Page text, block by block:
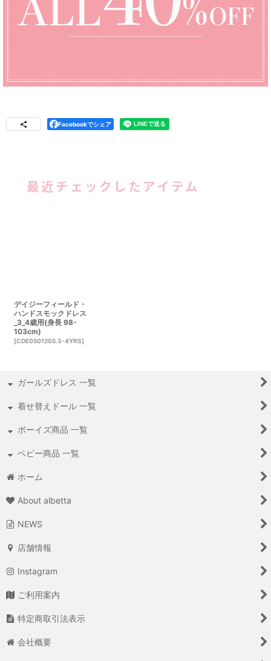
Facebookでシェア
最近チェックしたアイテム
デイジーフィールド・
ハンドスモックドレス
_3_4歳用(身長 98-
103cm)
[CDE0501205.3-4YRS]
ガールズドレス 一覧
着せ替えドール 一覧
ボーイズ商品 一覧
ベビー商品 一覧
ホーム
About albetta
NEWS
店舗情報
Instagram
ご利用案内
特定商取引法表示
会社概要